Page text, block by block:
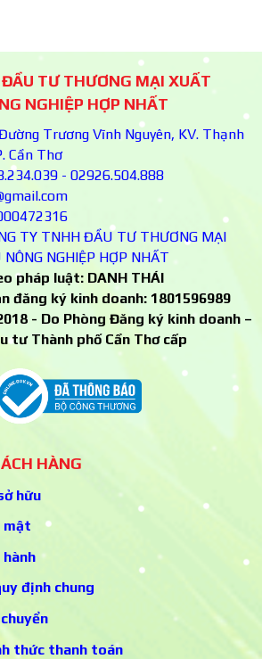
TƯ THƯƠNG MẠI XUẤT
NGHIỆP HỢP NHẤT
Trương Vĩnh Nguyên, KV. Thạnh
Cần Thơ
- 02926.504.888
TY TNHH ĐẦU TƯ THƯƠNG MẠI
NGHIỆP HỢP NHẤT
pháp luật: DANH THÁI
đăng ký kinh doanh: 1801596989
- Do Phòng Đăng ký kinh doanh –
tư Thành phố Cần Thơ cấp
HÀNG
hữu
mật
hành
định chung
thức thanh toán